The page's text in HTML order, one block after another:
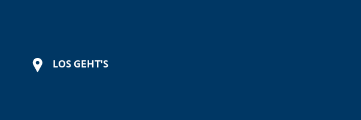
LOS GEHT'S